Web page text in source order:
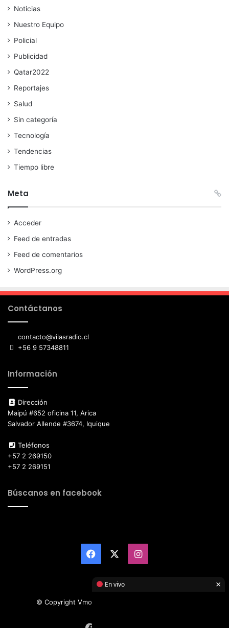
Noticias
Nuestro Equipo
Policial
Publicidad
Qatar2022
Reportajes
Salud
Sin categoría
Tecnología
Tendencias
Tiempo libre
Meta
Acceder
Feed de entradas
Feed de comentarios
WordPress.org
Contáctanos
contacto@vilasradio.cl
+56 9 57348811
Información
Dirección
Maipú #652 oficina 11, Arica
Salvador Allende #3674, Iquique
Teléfonos
+57 2 269150
+57 2 269151
Búscanos en facebook
Facebook Instagram
© Copyright Vmotor TI 2026, All Rights Reserved
En vivo ×